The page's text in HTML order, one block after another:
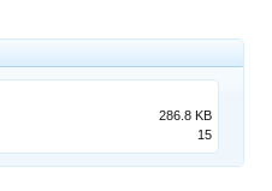
286.8 KB
15